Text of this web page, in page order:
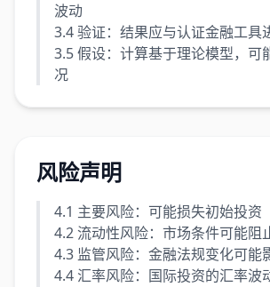
波动
3.4 验证：结果应与认证金融工具
3.5 假设：计算基于理论模型，可
况
风险声明
4.1 主要风险：可能损失初始投资
4.2 流动性风险：市场条件可能阻
4.3 监管风险：金融法规变化可能
4.4 汇率风险：国际投资的汇率波